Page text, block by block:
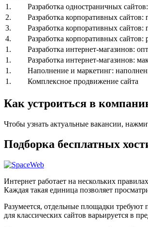
1.
Разработка одностраничных
2.
Разработка корпоративных сайтов:
3.
Разработка корпоративных
4.
Разработка корпоративных
1.
Разработка интернет-магазинов:
1.
Разработка интернет-магазинов:
1.
Наполнение и маркетинг:
1.
Комплексное продвижение сайта
Как устроиться в
Чтобы узнать актуальные вакансии,
Подборка бесплатных
Интернет работает на нескольких
Каждая такая единица позволяет
Разумеется, отдельные площадки
для классических сайтов варьируется в